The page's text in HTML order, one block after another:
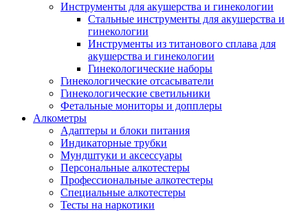
Инструменты для акушерства и гинекологии
Стальные инструменты для акушерства и
гинекологии
Инструменты из титанового сплава для
акушерства и гинекологии
Гинекологические наборы
Гинекологические отсасыватели
Гинекологические светильники
Фетальные мониторы и допплеры
Алкометры
Адаптеры и блоки питания
Индикаторные трубки
Мундштуки и аксессуары
Персональные алкотестеры
Профессиональные алкотестеры
Специальные алкотестеры
Тесты на наркотики